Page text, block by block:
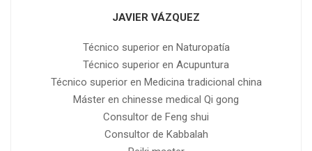
JAVIER VÁZQUEZ
Técnico superior en Naturopatía
Técnico superior en Acupuntura
Técnico superior en Medicina tradicional china
Máster en chinesse medical Qi gong
Consultor de Feng shui
Consultor de Kabbalah